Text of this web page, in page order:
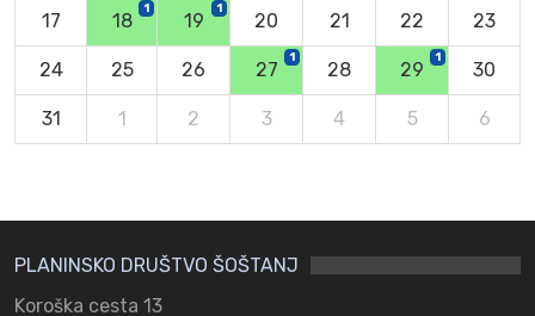
17 18
1
19
1
20 21 22 23
24 25 26 27
1
28 29
1
30
31 1 2 3 4 5 6
PLANINSKO DRUŠTVO ŠOŠTANJ
Koroška cesta 13